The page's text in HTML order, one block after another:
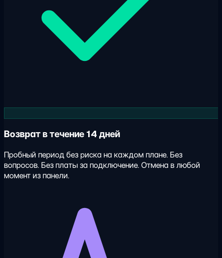
Возврат в течение 14 дней
Пробный период без риска на каждом плане. Без
вопросов. Без платы за подключение. Отмена в любой
момент из панели.